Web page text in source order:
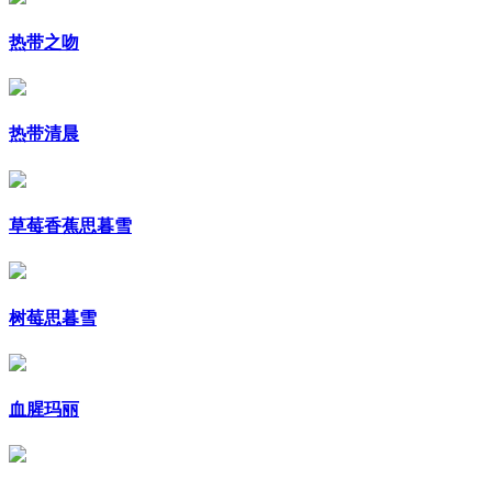
热带之吻
热带清晨
草莓香蕉思暮雪
树莓思暮雪
血腥玛丽